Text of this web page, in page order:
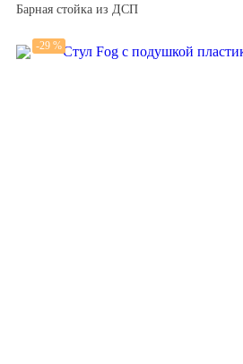
Барная стойка из ДСП
-29 %